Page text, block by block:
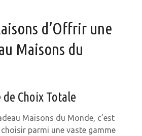
d’Offrir une
Maisons du
Choix Totale
Maisons du Monde, c’est
parmi une vaste gamme